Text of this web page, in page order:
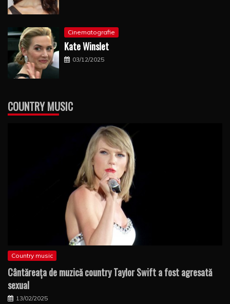
Cinematografie
Kate Winslet
03/12/2025
COUNTRY MUSIC
Country music
Cântăreaţa de muzică country Taylor Swift a fost agresată
sexual
13/02/2025